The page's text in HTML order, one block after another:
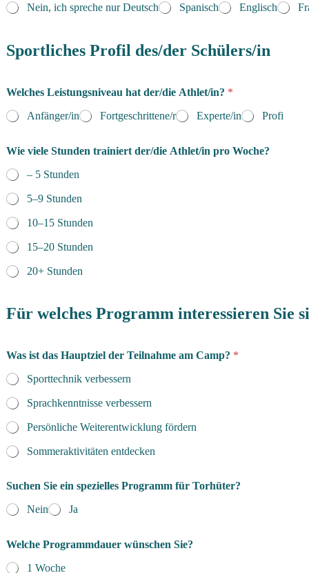
Nein, ich spreche nur Deutsch
Spanisch Englisch
Sportliches Profil des/der Schülers/in
Welches Leistungsniveau hat der/die Athlet/in? *
Anfänger/in
Fortgeschrittene/r Experte/in Profi
Wie viele Stunden trainiert der/die Athlet/in pro Woche?
– 5 Stunden
5–9 Stunden
10–15 Stunden
15–20 Stunden
20+ Stunden
Für welches Programm interessieren Sie
Was ist das Hauptziel der Teilnahme am Camp? *
Sporttechnik verbessern
Sprachkenntnisse verbessern
Persönliche Weiterentwicklung fördern
Sommeraktivitäten entdecken
Suchen Sie ein spezielles Programm für Torhüter?
Nein
Ja
Welche Programmdauer wünschen Sie?
1 Woche